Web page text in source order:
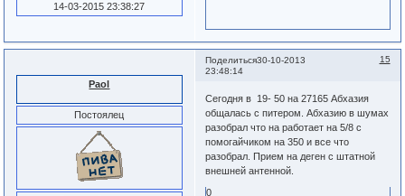
14-03-2015 23:38:27
Поделиться 15
30-10-2013
23:48:14
Paol
Постоялец
Сегодня в 19- 50 на 27165 Абхазия
общалась с питером. Абхазию в шумах
разобрал что на работает на 5/8 с
помогайчиком на 350 и все что
разобрал. Прием на деген с штатной
внешней антенной.
0